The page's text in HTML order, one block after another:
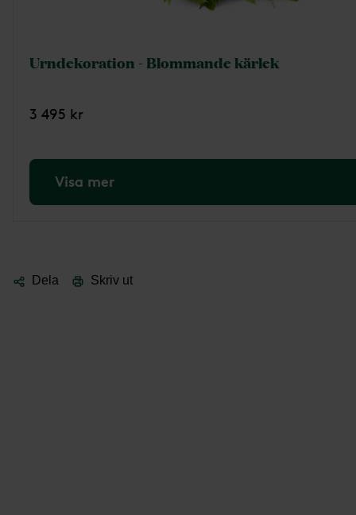
Urndekoration - Blommande kärlek
3 495 kr
Visa mer
Dela Skriv ut